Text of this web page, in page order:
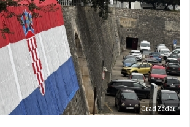
Grad Zadar